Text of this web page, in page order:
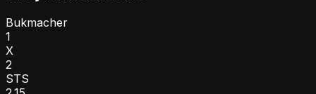
Bukmacher
1
X
2
STS